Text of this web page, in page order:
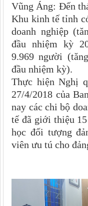
Vũng Áng: Đến
Khu kinh tế tỉnh
doanh nghiệp
đầu nhiệm kỳ
9.969 người
đầu nhiệm kỳ).
Thực hiện Nghị
27/4/2018 của
nay các chi bộ
tế đã giới thiệu
học đối tượng
viên ưu tú cho